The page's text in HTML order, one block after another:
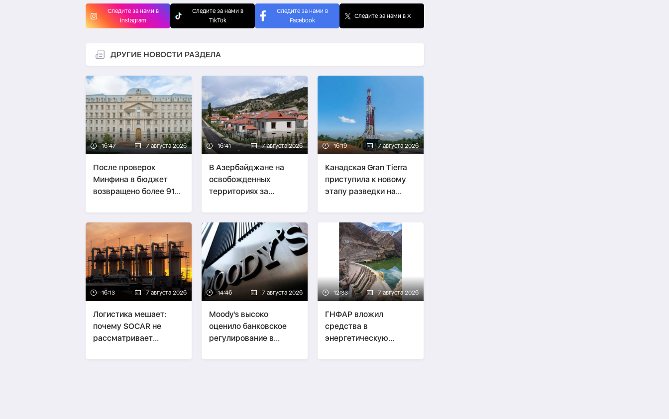
Следите за нами в
Instagram
Следите за нами в
TikTok
Следите за нами в
Facebook
Следите за нами в X
ДРУГИЕ НОВОСТИ РАЗДЕЛА
16:47 7 августа 2026
После проверок
Минфина в бюджет
возвращено более 91
16:41 7 августа 2026
В Азербайджане на
освобожденных
территориях за
340 проектов
16:19 7 августа 2026
Канадская Gran Tierra
приступила к новому
этапу разведки на
16:13 7 августа 2026
Логистика мешает:
почему SOCAR не
рассматривает
газа
14:46 7 августа 2026
Moody's высоко
оценило банковское
регулирование в
12:33 7 августа 2026
ГНФАР вложил
средства в
энергетическую